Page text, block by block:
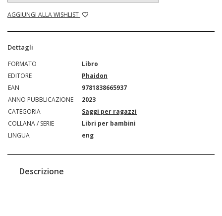
AGGIUNGI ALLA WISHLIST
Dettagli
FORMATO
Libro
EDITORE
Phaidon
EAN
9781838665937
ANNO PUBBLICAZIONE
2023
CATEGORIA
Saggi per ragazzi
COLLANA / SERIE
Libri per bambini
LINGUA
eng
Descrizione